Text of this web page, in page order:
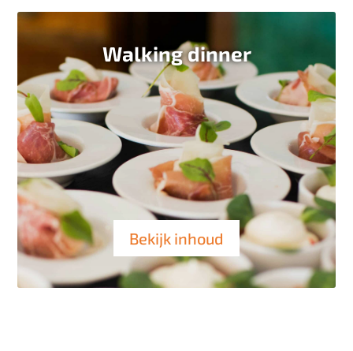
Walking dinner
Bekijk inhoud